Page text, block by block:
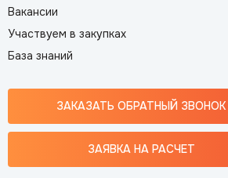
Вакансии
Участвуем в закупках
База знаний
ЗАКАЗАТЬ ОБРАТНЫЙ ЗВОНОК
ЗАЯВКА НА РАСЧЕТ